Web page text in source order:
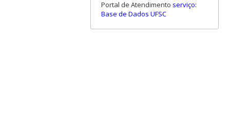
Portal de Atendimento serviço:
Base de Dados UFSC